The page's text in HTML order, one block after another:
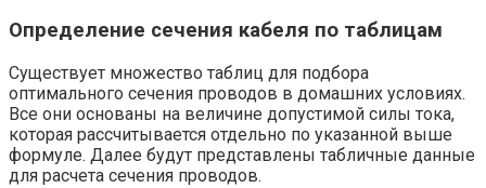
Определение сечения кабеля по таблицам
Существует множество таблиц для подбора
оптимального сечения проводов в домашних условиях.
Все они основаны на величине допустимой силы тока,
которая рассчитывается отдельно по указанной выше
формуле. Далее будут представлены табличные данные
для расчета сечения проводов.